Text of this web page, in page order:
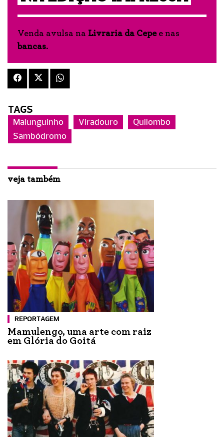
Venda avulsa na Livraria da Cepee nas
bancas.
TAGS
Malunguinho Viradouro
Quilombo
Sambódromo
veja também
REPORTAGEM
Mamulengo, uma arte com raiz
em Glória do Goitá